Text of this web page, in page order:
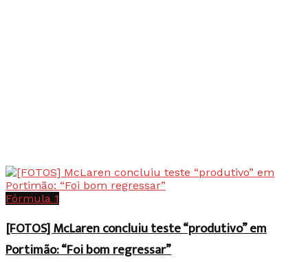
Fórmula 1
[FOTOS] McLaren concluiu teste “produtivo” em
Portimão: “Foi bom regressar”